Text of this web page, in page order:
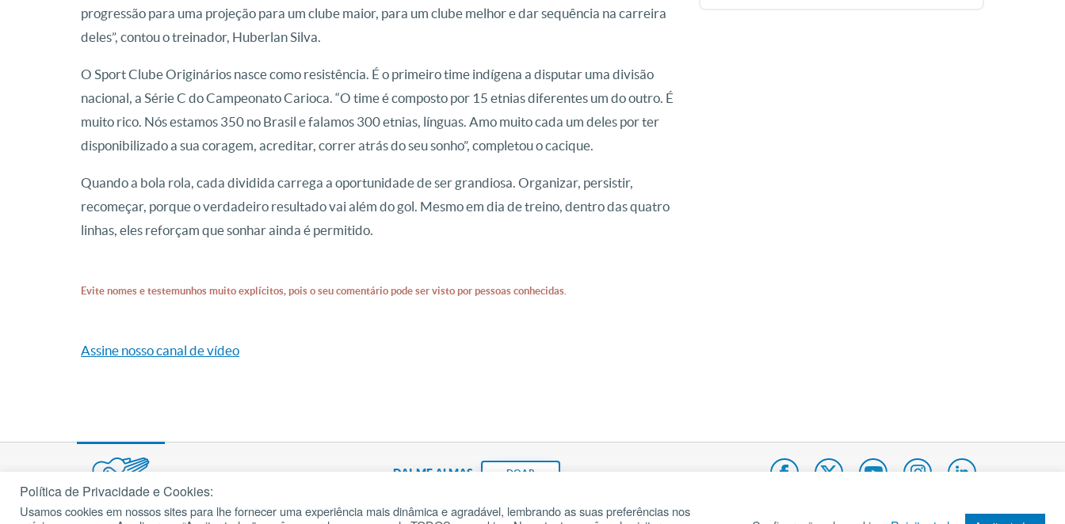
progressão para uma projeção para um clube maior, para um clube melhor e dar sequência na carreira
deles”, contou o treinador, Huberlan Silva.
O Sport Clube Originários nasce como resistência. É o primeiro time indígena a disputar uma divisão
nacional, a Série C do Campeonato Carioca. “O time é composto por 15 etnias diferentes um do outro. É
muito rico. Nós estamos 350 no Brasil e falamos 300 etnias, línguas. Amo muito cada um deles por ter
disponibilizado a sua coragem, acreditar, correr atrás do seu sonho”, completou o cacique.
Quando a bola rola, cada dividida carrega a oportunidade de ser grandiosa. Organizar, persistir,
recomeçar, porque o verdadeiro resultado vai além do gol. Mesmo em dia de treino, dentro das quatro
linhas, eles reforçam que sonhar ainda é permitido.
Evite nomes e testemunhos muito explícitos, pois o seu comentário pode ser visto por pessoas conhecidas.
Assine nosso canal de vídeo
DAI-ME ALMAS DOAR
Política de Privacidade e Cookies:
Usamos cookies em nossos sites para lhe fornecer uma experiência mais dinâmica e agradável, lembrando as suas preferências nos